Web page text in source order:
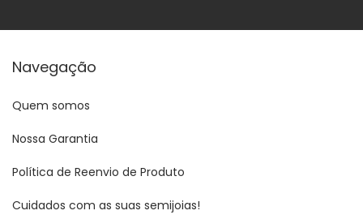
Navegação
Quem somos
Nossa Garantia
Política de Reenvio de Produto
Cuidados com as suas semijoias!